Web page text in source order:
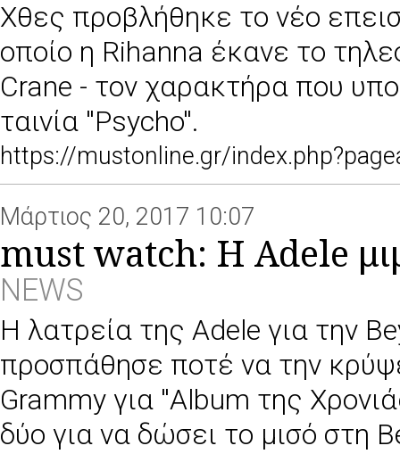
Χθες προβλήθηκε το νέο
οποίο η Rihanna έκανε το
Crane - τον χαρακτήρα που
ταινία ''Psycho''.
https://mustonline.gr/
Μάρτιος 20, 2017 10:07
must watch: H Adele
NEWS
Η λατρεία της Adele για την
προσπάθησε ποτέ να την
Grammy για ''Album της
δύο για να δώσει το μισό στη